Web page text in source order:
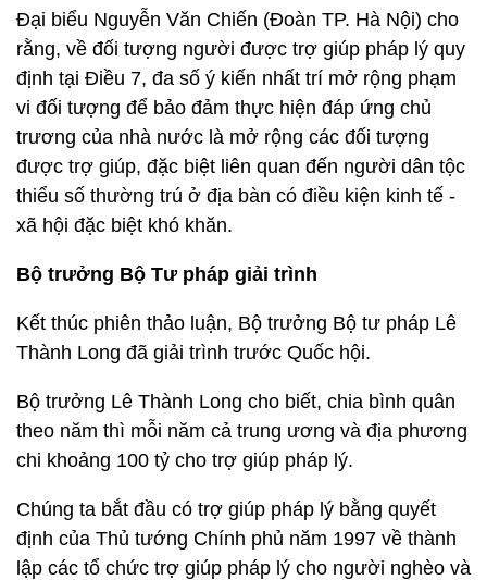
Đại biểu Nguyễn Văn Chiến (Đoàn TP. Hà Nội) cho
rằng, về đối tượng người được trợ giúp pháp lý quy
định tại Điều 7, đa số ý kiến nhất trí mở rộng phạm
vi đối tượng để bảo đảm thực hiện đáp ứng chủ
trương của nhà nước là mở rộng các đối tượng
được trợ giúp, đặc biệt liên quan đến người dân tộc
thiểu số thường trú ở địa bàn có điều kiện kinh tế -
xã hội đặc biệt khó khăn.
Bộ trưởng Bộ Tư pháp giải trình
Kết thúc phiên thảo luận, Bộ trưởng Bộ tư pháp Lê
Thành Long đã giải trình trước Quốc hội.
Bộ trưởng Lê Thành Long cho biết, chia bình quân
theo năm thì mỗi năm cả trung ương và địa phương
chi khoảng 100 tỷ cho trợ giúp pháp lý.
Chúng ta bắt đầu có trợ giúp pháp lý bằng quyết
định của Thủ tướng Chính phủ năm 1997 về thành
lập các tổ chức trợ giúp pháp lý cho người nghèo và